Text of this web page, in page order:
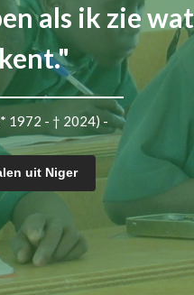
als ik zie
1972 - † 2024) -
uit Niger